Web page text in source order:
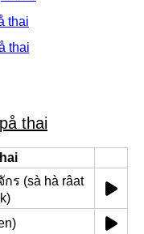
thai
thai
thai
ร (sà hà râat